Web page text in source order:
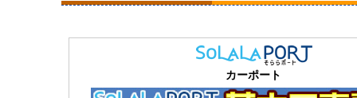
カーポート